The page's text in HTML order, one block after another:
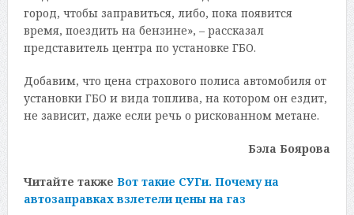
город, чтобы заправиться, либо, пока появится
время, поездить на бензине», – рассказал
представитель центра по установке ГБО.
Добавим, что цена страхового полиса автомобиля от
установки ГБО и вида топлива, на котором он ездит,
не зависит, даже если речь о рискованном метане.
Бэла Боярова
Читайте также Вот такие СУГи. Почему на
автозаправках взлетели цены на газ